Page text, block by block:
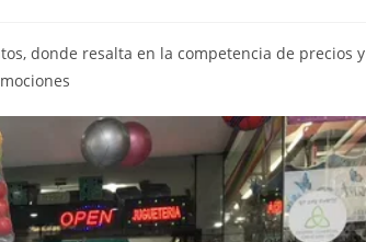
donde resalta en la competencia de precios y